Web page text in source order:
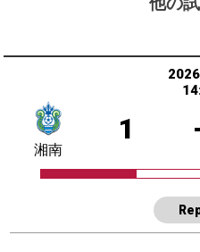
1
湘南